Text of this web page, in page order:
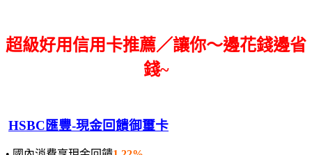
超級好用信用卡推薦／讓你～邊花錢邊省
錢~
HSBC匯豐-現金回饋御璽卡